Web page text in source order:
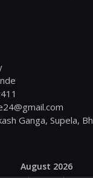
Ganga, Supela,
August 2026